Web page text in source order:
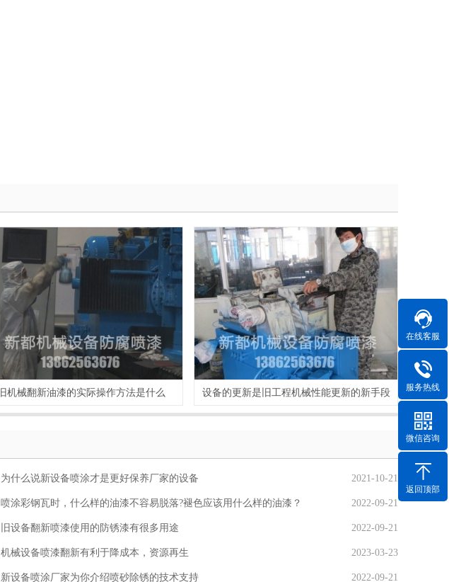
旧机械翻新油漆的实际操作方法是什么 设备的更新是旧工程机械性能更新的新手段 做机
为什么说新设备喷涂才是更好保养厂家的设备​ 2021-10-21
喷涂彩钢瓦时，什么样的油漆不容易脱落?褪色应该用什么样的油漆？ 2022-09-21
旧设备翻新喷漆使用的防锈漆有很多用途 2022-09-21
机械设备喷漆翻新有利于降成本，资源再生 2023-03-23
新设备喷涂厂家为你介绍喷砂除锈的技术支持 2022-09-21
在线客服
服务热线
微信咨询
返回顶部